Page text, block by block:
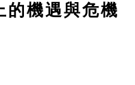
的機遇與危機